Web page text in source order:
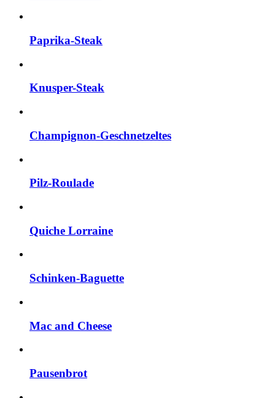
Paprika-Steak
Knusper-Steak
Champignon-Geschnetzeltes
Pilz-Roulade
Quiche Lorraine
Schinken-Baguette
Mac and Cheese
Pausenbrot